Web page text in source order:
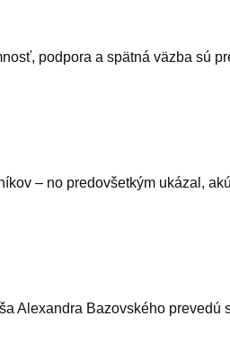
podpora a spätná väzba sú
– no predovšetkým ukázal,
Alexandra Bazovského